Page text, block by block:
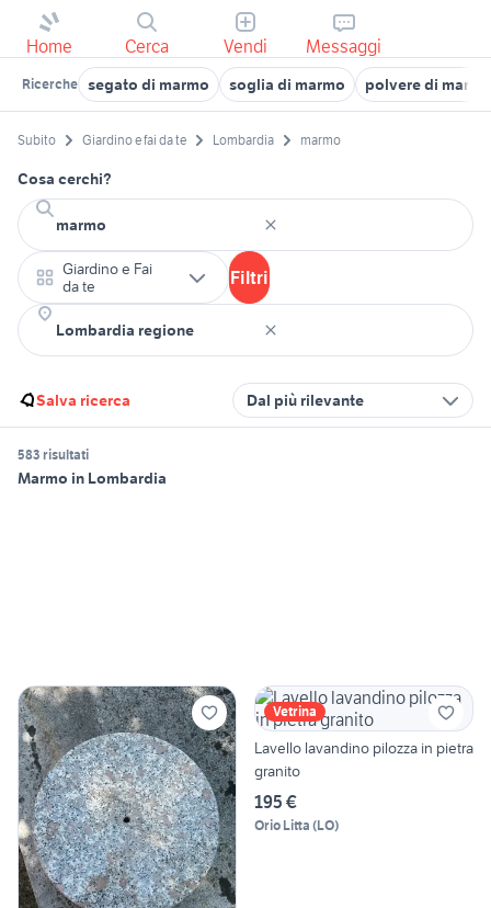
Home Cerca Vendi Messaggi
Ricerche segato di marmo soglia di marmo polvere di marmo
Subito Giardino e fai da te Lombardia marmo
Cosa cerchi?
Giardino e Fai
da te
Filtri
Salva ricerca Dal più rilevante
583 risultati
Marmo in Lombardia
Vetrina
Lavello lavandino pilozza in pietra
granito
195 €
Orio Litta (LO)